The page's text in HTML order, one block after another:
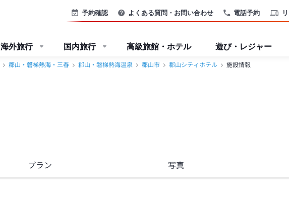
電話予約
予約確認 よくある質問・お問い合わせ
海外旅行 国内旅行 高級旅館・ホテル 遊び・レジャー
郡山・磐梯熱海・三春 郡山・磐梯熱海温泉 郡山市 郡山シティホテル 施設情報
プラン 写真